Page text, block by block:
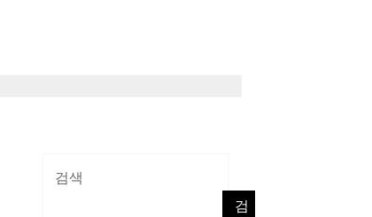
검색
검